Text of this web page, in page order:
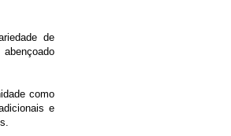
de
como
e